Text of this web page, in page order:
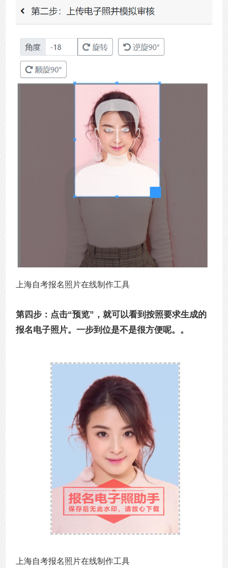
上海自考报名照片在线制作工具
第四步：点击“预览”，就可以看到按照要求生成的
报名电子照片。一步到位是不是很方便呢。。
上海自考报名照片在线制作工具